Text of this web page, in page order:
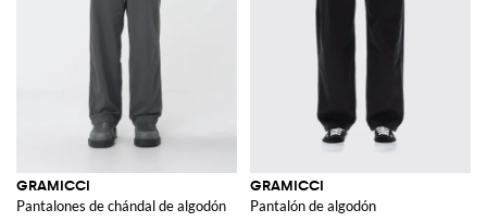
GRAMICCI
Pantalones de chándal de algodón
GRAMICCI
Pantalón de algodón